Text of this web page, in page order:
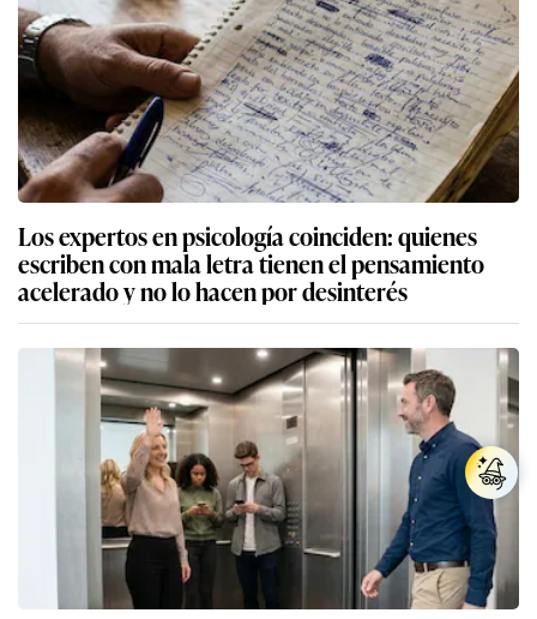
Los expertos en psicología coinciden: quienes
escriben con mala letra tienen el pensamiento
acelerado y no lo hacen por desinterés